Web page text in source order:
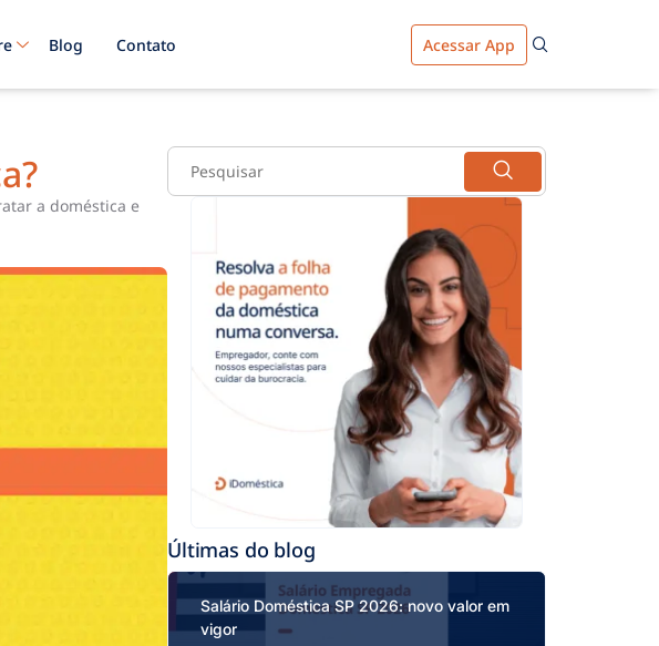
Blog Contato Acessar App
a doméstica e
Últimas do blog
Salário Doméstica SP 2026: novo valor em
vigor